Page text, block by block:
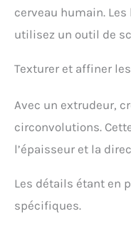
cerveau humain.
utilisez un outil de
Texturer et affiner
Avec un extrudeur,
circonvolutions.
l’épaisseur et la
Les détails étant en
spécifiques.